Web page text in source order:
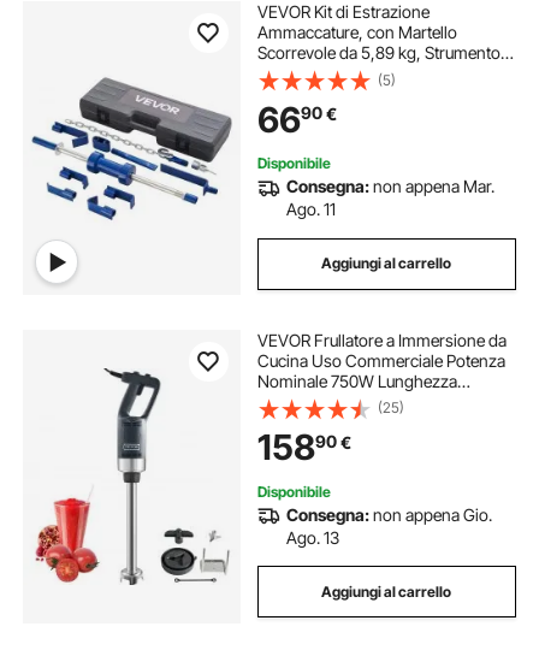
VEVOR Kit di Estrazione
Ammaccature, con Martello
Scorrevole da 5,89 kg, Strumento
di Rimozione Danni Automobilistici
per Riparazione Carrozzeria con
Custodia, Asta di Prolunga,
Impugnatura
(5)
6690€
Disponibile
Consegna:non appena Mar.
Ago. 11
Aggiungi al carrello
VEVOR Frullatore a Immersione da
Cucina Uso Commerciale Potenza
Nominale 750W Lunghezza
755mm Velocità Regolabile,
Frullatore Tritatutto da Cucina
Commerciale per Zuppe Salsa
Pesto Materiale Frullato
(25)
15890€
Disponibile
Consegna:non appena Gio.
Ago. 13
Aggiungi al carrello